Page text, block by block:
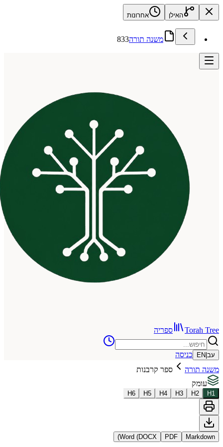
האילן אחרונות
משנה תורה833
ספריה
כניסה
ספר קרבנות
H3
H4
H5
H6
PDF
Word (DOCX)